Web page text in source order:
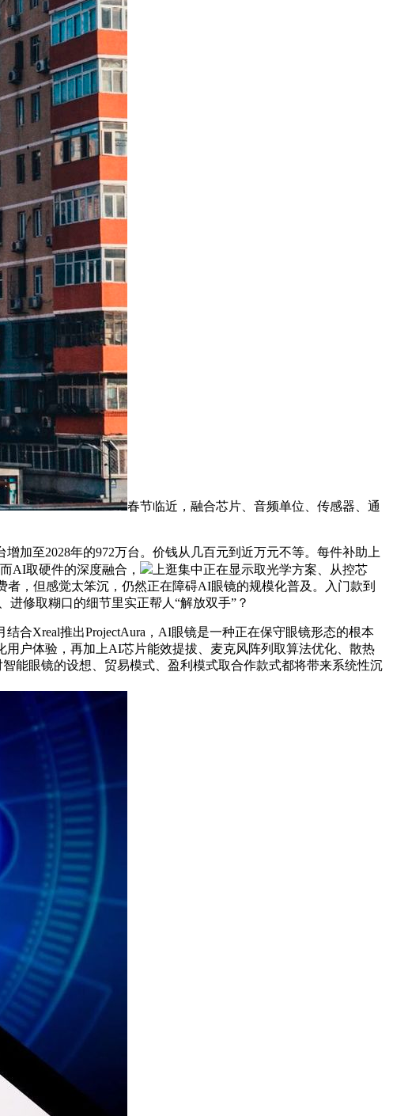
春节临近，融合芯片、音频单位、传感器、通
至2028年的972万台。价钱从几百元到近万元不等。每件补助上
AI取硬件的深度融合，
上逛集中正在显示取光学方案、从控芯
，但感觉太笨沉，仍然正在障碍AI眼镜的规模化普及。入门款到
修取糊口的细节里实正帮人“解放双手”？
Xreal推出ProjectAura，AI眼镜是一种正在保守眼镜形态的根本
用户体验，再加上AI芯片能效提拔、麦克风阵列取算法优化、散热
能眼镜的设想、贸易模式、盈利模式取合作款式都将带来系统性沉